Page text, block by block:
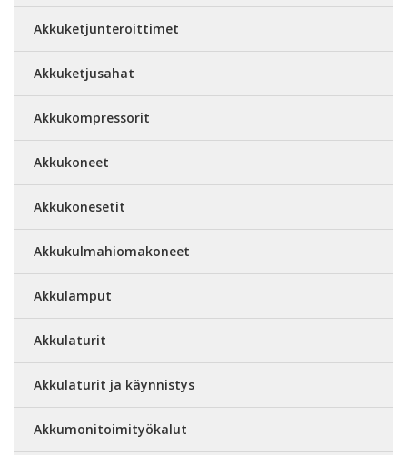
Akkuketjunteroittimet
Akkuketjusahat
Akkukompressorit
Akkukoneet
Akkukonesetit
Akkukulmahiomakoneet
Akkulamput
Akkulaturit
Akkulaturit ja käynnistys
Akkumonitoimityökalut